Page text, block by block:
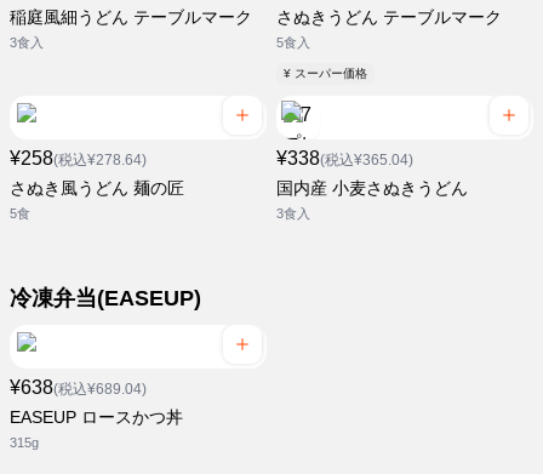
稲庭風細うどん テーブルマーク
3食入
さぬきうどん テーブルマーク
5食入
¥ スーパー価格
¥258(税込¥278.64)
さぬき風うどん 麺の匠
5食
¥338(税込¥365.04)
国内産 小麦さぬきうどん
3食入
冷凍弁当(EASEUP)
¥638(税込¥689.04)
EASEUP ロースかつ丼
315g